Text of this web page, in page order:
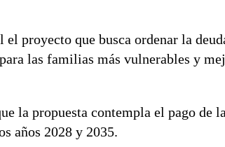
el proyecto que busca ordenar la
las familias más vulnerables y
la propuesta contempla el pago de
años 2028 y 2035.